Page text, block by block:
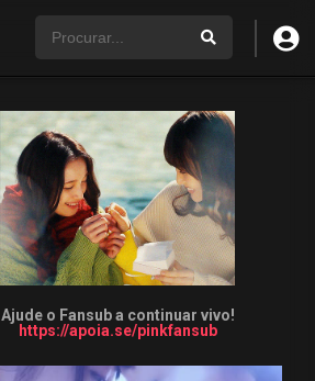
Ajude o Fansub a continuar vivo!
https://apoia.se/pinkfansub